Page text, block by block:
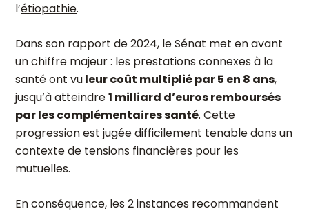
l’étiopathie.
Dans son rapport de 2024, le Sénat met en avant
un chiffre majeur : les prestations connexes à la
santé ont vuleur coût multiplié par 5 en 8 ans,
jusqu’à atteindre1 milliard d’euros remboursés
par les complémentaires santé. Cette
progression est jugée difficilement tenable dans un
contexte de tensions financières pour les
mutuelles.
En conséquence, les 2 instances recommandent